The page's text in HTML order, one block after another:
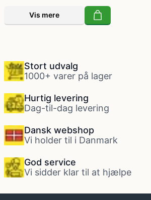
Vis mere
Stort udvalg
1000+ varer på lager
Hurtig levering
Dag-til-dag levering
Dansk webshop
Vi holder til i Danmark
God service
Vi sidder klar til at hjælpe